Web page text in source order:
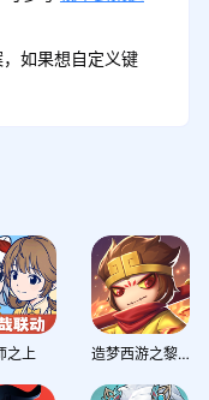
如果想自定义键
之上 造梦西游之黎尤浩劫篇